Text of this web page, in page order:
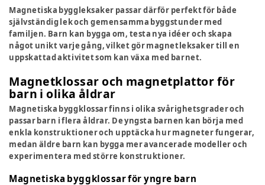
Magnetiska byggleksaker passar därför perfekt för både
självständig lek och gemensamma byggstunder med
familjen. Barn kan bygga om, testa nya idéer och skapa
något unikt varje gång, vilket gör magnetleksaker till en
uppskattad aktivitet som kan växa med barnet.
Magnetklossar och magnetplattor för
barn i olika åldrar
Magnetiska byggklossar finns i olika svårighetsgrader och
passar barn i flera åldrar. De yngsta barnen kan börja med
enkla konstruktioner och upptäcka hur magneter fungerar,
medan äldre barn kan bygga mer avancerade modeller och
experimentera med större konstruktioner.
Magnetiska byggklossar för yngre barn